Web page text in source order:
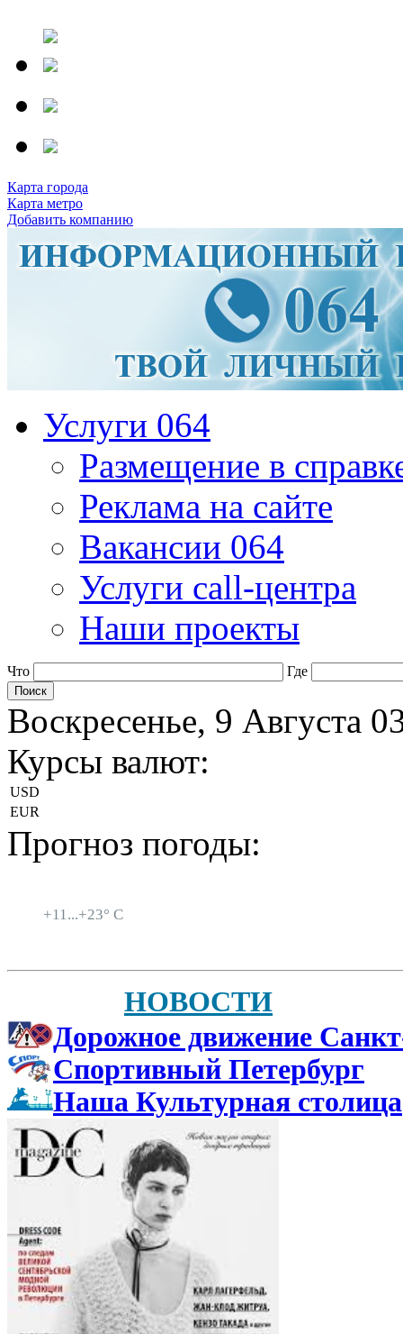
Карта города
Карта метро
Добавить компанию
Услуги 064
Размещение в
Реклама на сайте
Вакансии 064
Услуги call-центра
Наши проекты
Что Где
Воскресенье, 9 Августа
Курсы валют:
USD
EUR
Прогноз погоды:
+11...+23° C
НОВОСТИ
Дорожное движение
Спортивный Петербург
Наша Культурная столица